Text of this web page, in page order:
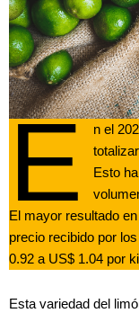
E
n el
Esto
El mayor resultado
precio recibido por
0.92 a US$ 1.04 por
Esta variedad del